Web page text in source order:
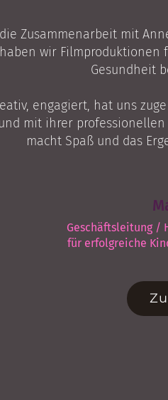
Zusammenarbeit mit
haben wir
Gesundheit
engagiert, hat uns
mit ihrer
macht Spaß und das
Geschäftsleitung /
für erfolgreiche